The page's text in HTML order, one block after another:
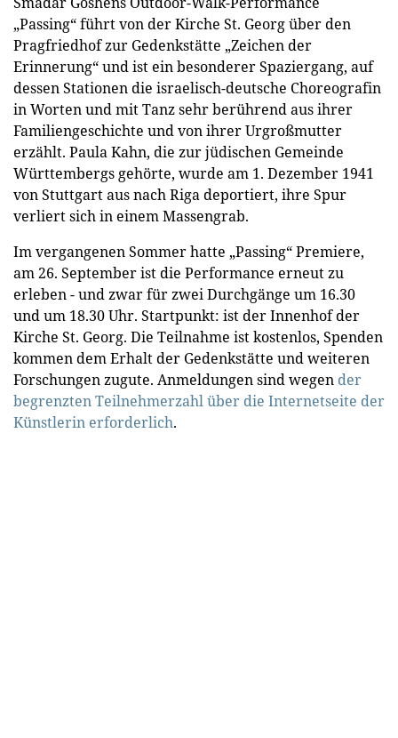
„Passing“ führt von der Kirche St. Georg über den
Pragfriedhof zur Gedenkstätte „Zeichen der
Erinnerung“ und ist ein besonderer Spaziergang, auf
dessen Stationen die israelisch-deutsche Choreografin
in Worten und mit Tanz sehr berührend aus ihrer
Familiengeschichte und von ihrer Urgroßmutter
erzählt. Paula Kahn, die zur jüdischen Gemeinde
Württembergs gehörte, wurde am 1. Dezember 1941
von Stuttgart aus nach Riga deportiert, ihre Spur
verliert sich in einem Massengrab.
Im vergangenen Sommer hatte „Passing“ Premiere,
am 26. September ist die Performance erneut zu
erleben - und zwar für zwei Durchgänge um 16.30
und um 18.30 Uhr. Startpunkt: ist der Innenhof der
Kirche St. Georg. Die Teilnahme ist kostenlos, Spenden
kommen dem Erhalt der Gedenkstätte und weiteren
Forschungen zugute. Anmeldungen sind wegen der
begrenzten Teilnehmerzahl über die Internetseite der
Künstlerin erforderlich.